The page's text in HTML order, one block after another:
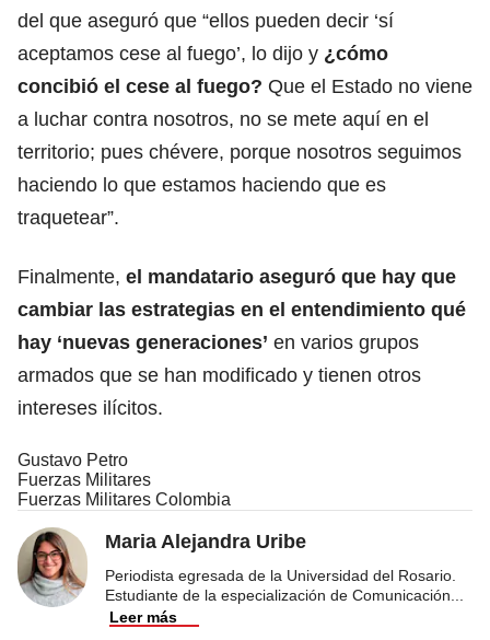
del que aseguró que “ellos pueden decir ‘sí
aceptamos cese al fuego’, lo dijo y ¿cómo
concibió el cese al fuego? Que el Estado no viene
a luchar contra nosotros, no se mete aquí en el
territorio; pues chévere, porque nosotros seguimos
haciendo lo que estamos haciendo que es
traquetear”.
Finalmente, el mandatario aseguró que hay que
cambiar las estrategias en el entendimiento qué
hay ‘nuevas generaciones’ en varios grupos
armados que se han modificado y tienen otros
intereses ilícitos.
Gustavo Petro
Fuerzas Militares
Fuerzas Militares Colombia
Maria Alejandra Uribe
Periodista egresada de la Universidad del Rosario.
Estudiante de la especialización de Comunicación
Leer más